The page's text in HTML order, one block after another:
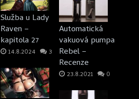
Služba u Lady
Raven –
kapitola 27
14.8.2024 3
Automatická
vakuová pumpa
Rebel –
Recenze
23.8.2021 0